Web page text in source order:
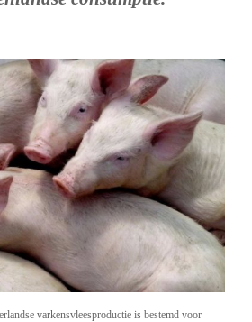
varkensvleesproductie is bestemd voor